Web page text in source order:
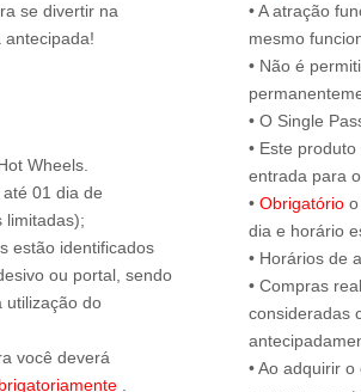
se divertir na
antecipada!
Wheels.
01 dia de
limitadas);
estão identificados
ou portal, sendo
utilização do
você deverá
• A atração
mesmo
• Não é
• O Single
• Este
entrada para
• Obrigatório
dia e horário
• Horários de
• Compras
consideradas
• Ao adquirir